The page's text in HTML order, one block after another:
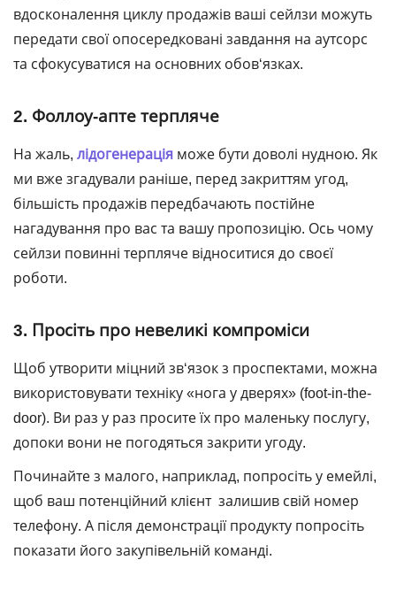
вдосконалення циклу продажів ваші сейлзи можуть
передати свої опосередковані завдання на аутсорс
та сфокусуватися на основних обов‘язках.
2. Фоллоу-апте терпляче
На жаль, лідогенерація може бути доволі нудною. Як
ми вже згадували раніше, перед закриттям угод,
більшість продажів передбачають постійне
нагадування про вас та вашу пропозицію. Ось чому
сейлзи повинні терпляче відноситися до своєї
роботи.
3. Просіть про невеликі компроміси
Щоб утворити міцний зв‘язок з проспектами, можна
використовувати техніку «нога у дверях» (foot-in-the-
door). Ви раз у раз просите їх про маленьку послугу,
допоки вони не погодяться закрити угоду.
Починайте з малого, наприклад, попросіть у емейлі,
щоб ваш потенційний клієнт залишив свій номер
телефону. А після демонстрації продукту попросіть
показати його закупівельній команді.